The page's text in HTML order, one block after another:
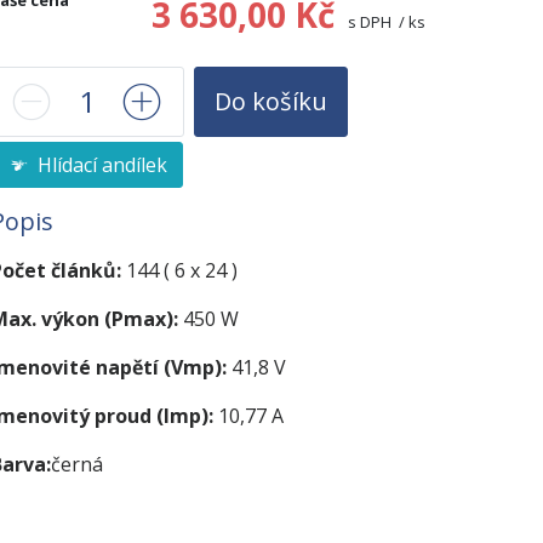
3 630,00 Kč s DPH / ks
Do košíku
Hlídací andílek
článků:144 ( 6 x 24 )
výkon (Pmax):450 W
napětí (Vmp):41,8 V
proud (Imp):10,77 A
černá